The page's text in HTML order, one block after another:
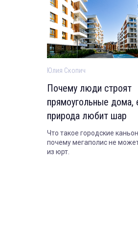
Юлия Скопич
Почему люди строят
прямоугольные дома,
природа любит шар
Что такое городские
почему мегаполис не
из юрт.